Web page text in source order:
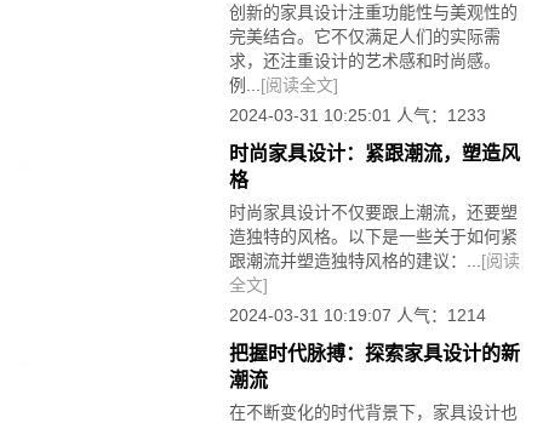
创新的家具设计注重功能性与美观性的
完美结合。它不仅满足人们的实际需
求，还注重设计的艺术感和时尚感。
例... [阅读全文]
2024-03-31 10:25:01 人气：1233
时尚家具设计：紧跟潮流，塑造风
格
时尚家具设计不仅要跟上潮流，还要塑
造独特的风格。以下是一些关于如何紧
跟潮流并塑造独特风格的建议：... [阅读
全文]
2024-03-31 10:19:07 人气：1214
把握时代脉搏：探索家具设计的新
潮流
在不断变化的时代背景下，家具设计也